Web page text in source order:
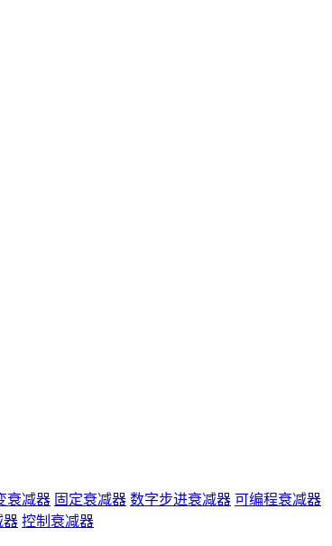
衰减器 固定衰减器 数字步进衰减器 可编程衰减器
器 控制衰减器